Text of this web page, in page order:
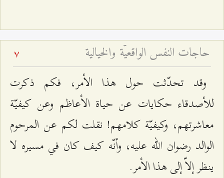
حاجات النفس الواقعيّة والخيالية 7
وقد تحدّثت حول هذا الأمر، فكم ذكرت
للأصدقاء حكايات عن حياة الأعاظم وعن كيفيّة
معاشرتهم، وكيفيّة كلامهم! نقلت لكم عن المرحوم
الوالد رضوان الله عليه، وأنّه كيف كان في مسيره لا
ينظر إلاّ إلى هذا الأمر.